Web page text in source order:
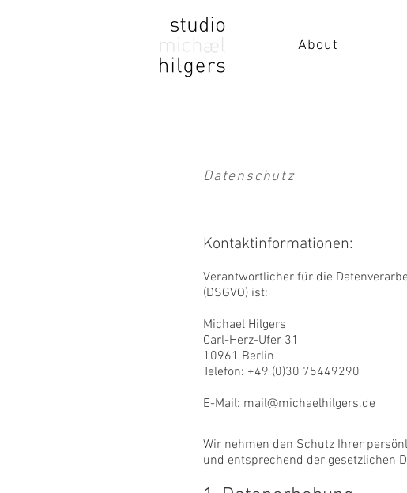
About
Datenschutz
Kontaktinformationen:
Verantwortlicher für die
(DSGVO) ist:
Michael Hilgers
Carl-Herz-Ufer 31
10961 Berlin
Telefon: +49 (0)30 75449290
E-Mail: mail@michaelhilgers.de
Wir nehmen den Schutz Ihrer
und entsprechend der gesetzlichen